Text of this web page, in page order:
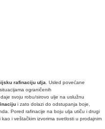
rafinaciju ulja . Usled povećane
ograničenih
svoju robu/sirovo ulje na uslužnu
i zato dolazi do odstupanja boje,
Pored rafinacije na boju ulja utiču i drugi
i veštačkim izvorima svetlosti u prodajnim